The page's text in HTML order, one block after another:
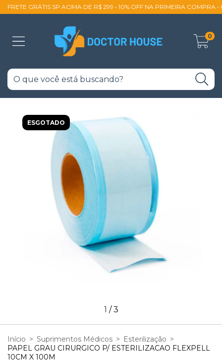
FRETE GRÁTIS SP ACIMA DE R$ 299 • 10% OFF NA PRIMEIRA COMPRA
0
ESGOTADO
1 /3
Início > Suprimentos Médicos > Esterilização >
PAPEL GRAU CIRURGICO P/ ESTERILIZACAO FLEXPELL
10CM X 100M